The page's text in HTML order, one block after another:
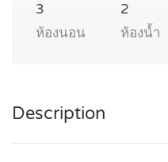
3
ห้องนอน
2
ห้องน้ำ
Description